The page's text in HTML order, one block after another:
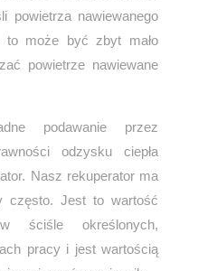
powietrza nawiewanego
to może być zbyt mało
powietrze nawiewane
podawanie przez
odzysku ciepła
Nasz rekuperator ma
często. Jest to wartość
ściśle określonych,
pracy i jest wartością